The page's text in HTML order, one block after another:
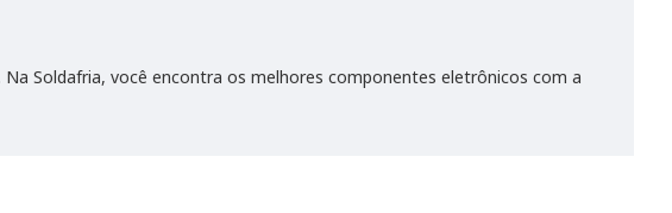
Soldafria, você encontra os melhores componentes eletrônicos com a